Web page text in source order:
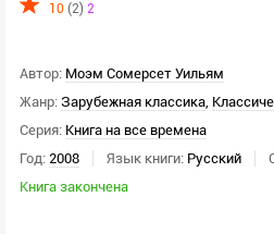
10 (2)2
Автор: Моэм Сомерсет Уильям
Жанр: Зарубежная классика,
Серия: Книга на все времена
Год: 2008 Язык книги: Русский
Книга закончена